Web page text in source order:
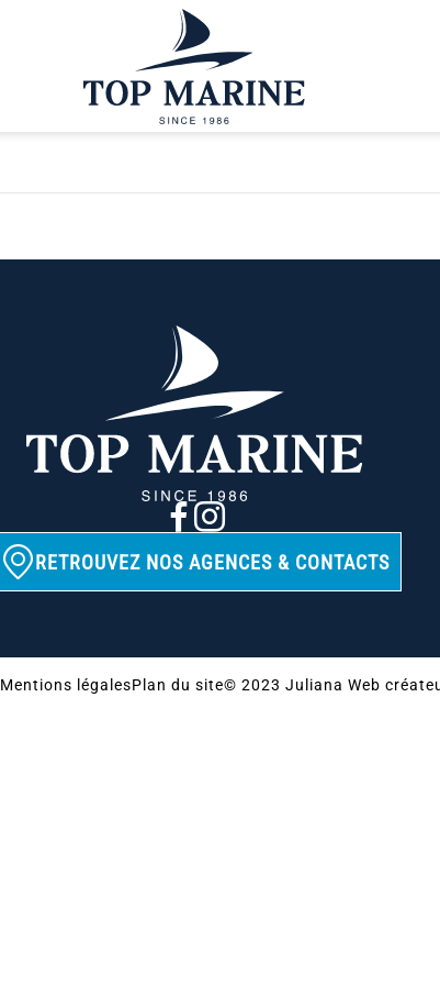
RETROUVEZ NOS AGENCES & CONTACTS
Mentions légalesPlan du site© 2023 Juliana Web